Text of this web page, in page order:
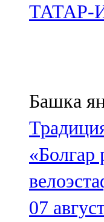
Башка
«Болгар
07